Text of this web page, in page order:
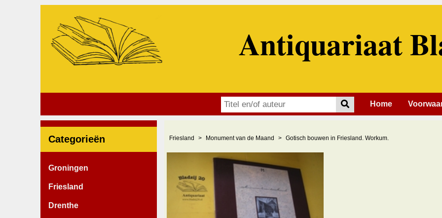
Antiquariaat
Home
Categorieën
Groningen
Friesland
Drenthe
Friesland Monument van de Maand Gotisch bouwen in Friesland. Workum.